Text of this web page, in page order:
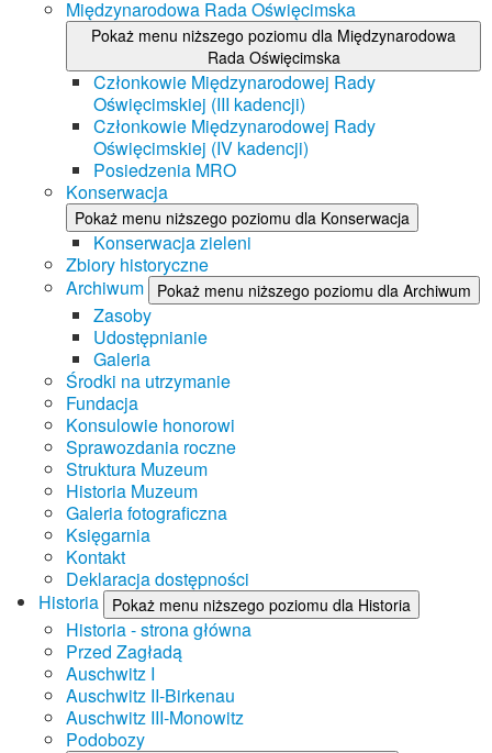
Międzynarodowa Rada Oświęcimska
Pokaż menu niższego poziomu dla Międzynarodowa
Rada Oświęcimska
Członkowie Międzynarodowej Rady
Oświęcimskiej (III kadencji)
Członkowie Międzynarodowej Rady
Oświęcimskiej (IV kadencji)
Posiedzenia MRO
Konserwacja
Pokaż menu niższego poziomu dla Konserwacja
Konserwacja zieleni
Zbiory historyczne
Archiwum
Pokaż menu niższego poziomu dla Archiwum
Zasoby
Udostępnianie
Galeria
Środki na utrzymanie
Fundacja
Konsulowie honorowi
Sprawozdania roczne
Struktura Muzeum
Historia Muzeum
Galeria fotograficzna
Księgarnia
Kontakt
Deklaracja dostępności
Historia
Pokaż menu niższego poziomu dla Historia
Historia - strona główna
Przed Zagładą
Auschwitz I
Auschwitz II-Birkenau
Auschwitz III-Monowitz
Podobozy